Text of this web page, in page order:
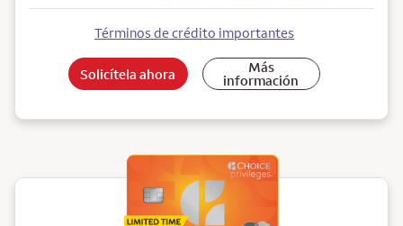
Términos de crédito importantes
Solicítela ahora Más
información